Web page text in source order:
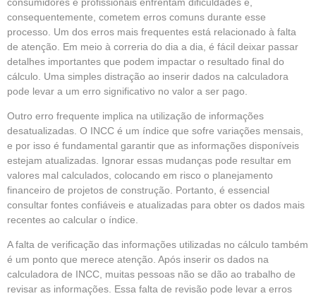
consequentemente, cometem erros comuns durante esse
processo. Um dos erros mais frequentes está relacionado à falta
de atenção. Em meio à correria do dia a dia, é fácil deixar passar
detalhes importantes que podem impactar o resultado final do
cálculo. Uma simples distração ao inserir dados na calculadora
pode levar a um erro significativo no valor a ser pago.
Outro erro frequente implica na utilização de informações
desatualizadas. O INCC é um índice que sofre variações mensais,
e por isso é fundamental garantir que as informações disponíveis
estejam atualizadas. Ignorar essas mudanças pode resultar em
valores mal calculados, colocando em risco o planejamento
financeiro de projetos de construção. Portanto, é essencial
consultar fontes confiáveis e atualizadas para obter os dados mais
recentes ao calcular o índice.
A falta de verificação das informações utilizadas no cálculo também
é um ponto que merece atenção. Após inserir os dados na
calculadora de INCC, muitas pessoas não se dão ao trabalho de
revisar as informações. Essa falta de revisão pode levar a erros